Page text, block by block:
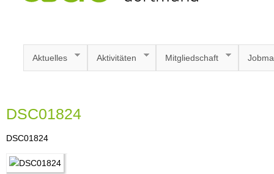
Aktuelles Aktivitäten Mitgliedschaft
DSC01824
DSC01824